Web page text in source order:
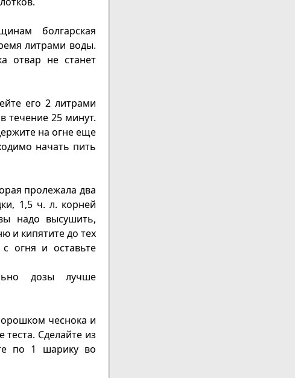
болгарская
литрами воды.
отвар не станет
его 2 литрами
течение 25 минут.
на огне еще
начать пить
пролежала два
1,5 ч. л. корней
надо высушить,
и кипятите до тех
огня и оставьте
дозы лучше
чеснока и
Сделайте из
по 1 шарику во